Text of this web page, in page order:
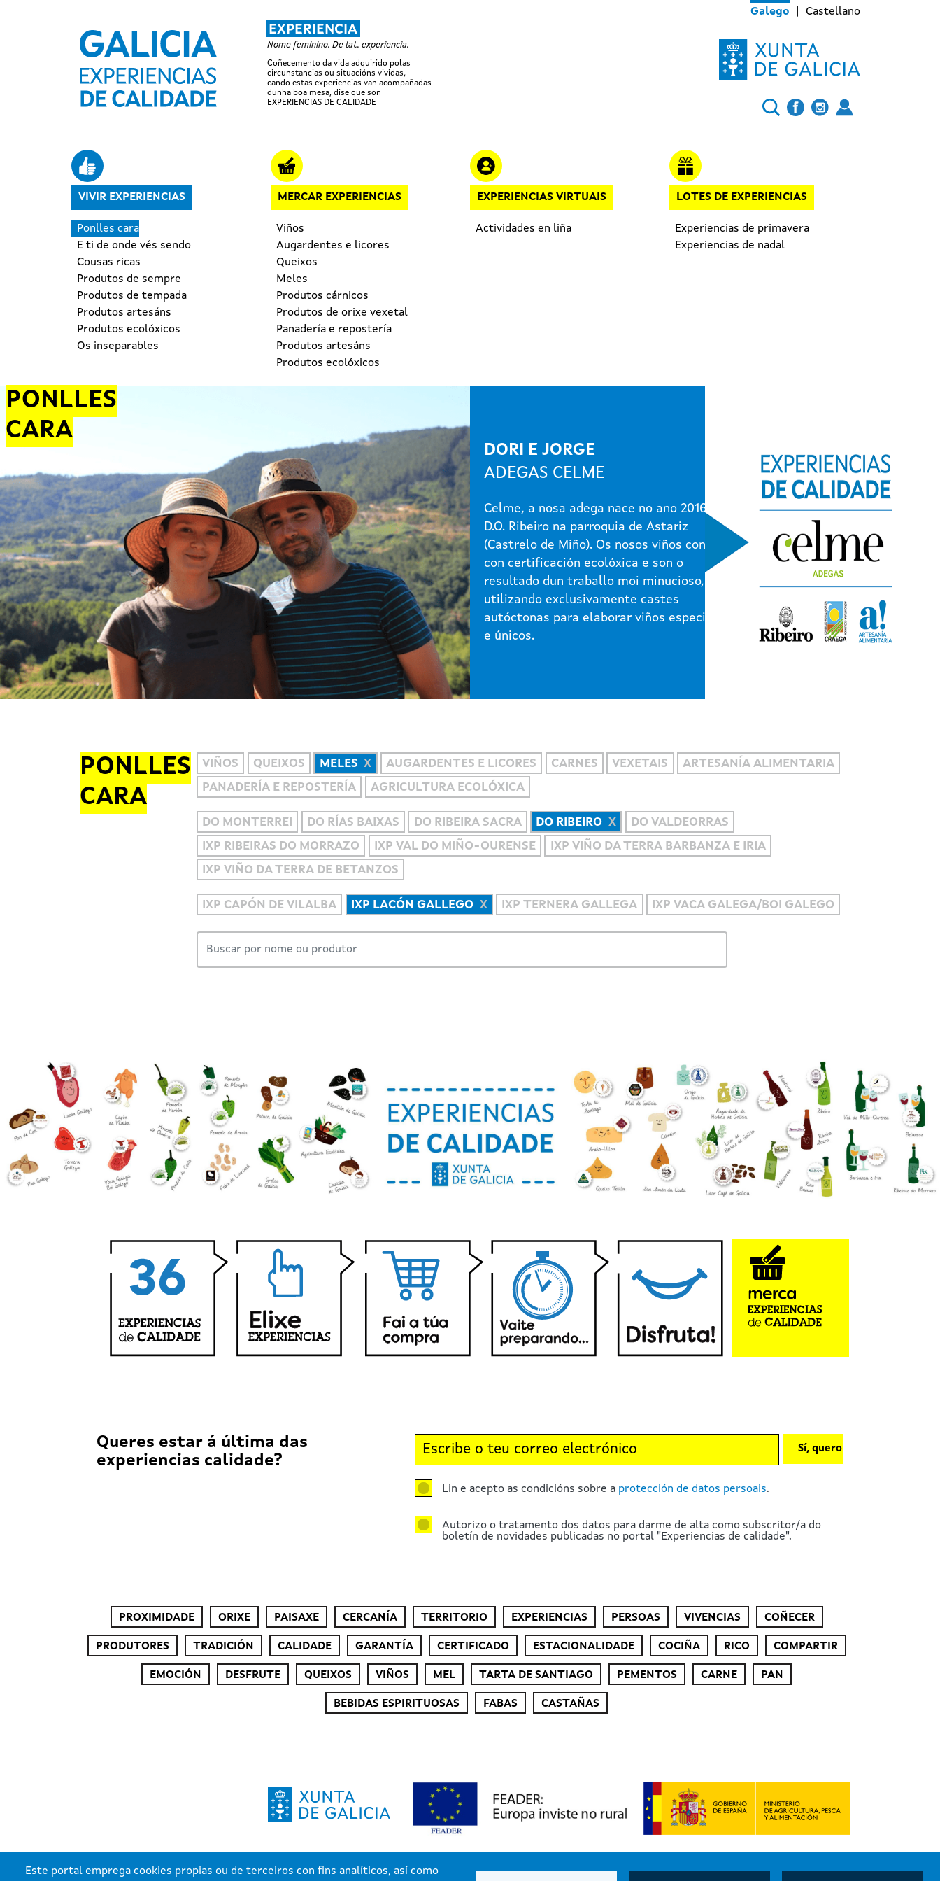
Este portal emprega cookies propias ou de terceiros con fins analíticos, así como
Galego Castellano
EXPERIENCIA
Nome feminino. De lat. experiencia.
Coñecemento da vida adquirido polas
circunstancias ou situacións vividas,
cando estas experiencias van acompañadas
dunha boa mesa, dise que son
EXPERIENCIAS DE CALIDADE
VIVIR EXPERIENCIAS
Ponlles cara
E ti de onde vés sendo
Cousas ricas
Produtos de sempre
Produtos de tempada
Produtos artesáns
Produtos ecolóxicos
Os inseparables
MERCAR EXPERIENCIAS
Viños
Augardentes e licores
Queixos
Meles
Produtos cárnicos
Produtos de orixe vexetal
Panadería e repostería
Produtos artesáns
Produtos ecolóxicos
EXPERIENCIAS VIRTUAIS
Actividades en liña
LOTES DE EXPERIENCIAS
Experiencias de primavera
Experiencias de nadal
PONLLES
CARA
DORI E JORGE
ADEGAS CELME
Celme, a nosa adega nace no ano 2016 na
D.O. Ribeiro na parroquia de Astariz
(Castrelo de Miño). Os nosos viños contan
con certificación ecolóxica e son o
resultado dun traballo moi minucioso,
utilizando exclusivamente castes
autóctonas para elaborar viños especiais
e únicos.
PONLLES
CARA
VIÑOS QUEIXOS MELES AUGARDENTES E LICORES CARNES VEXETAIS
ARTESANÍA ALIMENTARIA
PANADERÍA E REPOSTERÍA
AGRICULTURA ECOLÓXICA
DO MONTERREI DO RÍAS BAIXAS DO RIBEIRA SACRA DO RIBEIRO
DO VALDEORRAS
IXP RIBEIRAS DO MORRAZO
IXP VAL DO MIÑO-OURENSE
IXP VIÑO DA TERRA BARBANZA E IRIA
IXP VIÑO DA TERRA DE BETANZOS
IXP CAPÓN DE VILALBA IXP LACÓN GALLEGO IXP TERNERA GALLEGA IXP VACA GALEGA/BOI GALEGO
Queres estar á última das
experiencias calidade?
Lin e acepto as condicións sobre a protección de datos persoais.
Autorizo o tratamento dos datos para darme de alta como subscritor/a do
boletín de novidades publicadas no portal "Experiencias de calidade".
Sí, quero
PROXIMIDADE ORIXE PAISAXE CERCANÍA TERRITORIO EXPERIENCIAS PERSOAS VIVENCIAS COÑECER
PRODUTORES TRADICIÓN CALIDADE GARANTÍA CERTIFICADO ESTACIONALIDADE COCIÑA RICO COMPARTIR
EMOCIÓN DESFRUTE QUEIXOS VIÑOS MEL TARTA DE SANTIAGO PEMENTOS CARNE PAN
BEBIDAS ESPIRITUOSAS FABAS CASTAÑAS
Xunta de Galicia. Información mantida e publicada pola Xunta de Galicia